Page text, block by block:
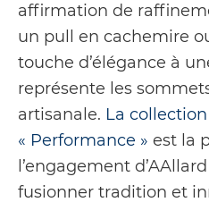
affirmation de
un pull en cachemire
touche d’élégance à
représente les
artisanale. La
« Performance » est la
l’engagement
fusionner tradition et